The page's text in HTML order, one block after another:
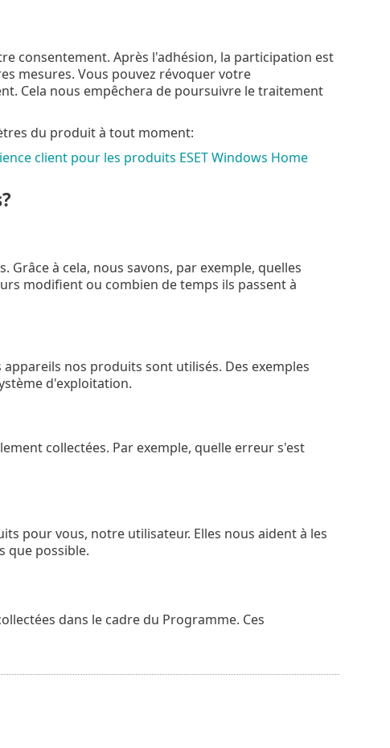
consentement. Après l'adhésion, la participation est
mesures. Vous pouvez révoquer votre
Cela nous empêchera de poursuivre le traitement
du produit à tout moment:
client pour les produits ESET Windows Home
à cela, nous savons, par exemple, quelles
modifient ou combien de temps ils passent à
nos produits sont utilisés. Des exemples
d'exploitation.
collectées. Par exemple, quelle erreur s'est
pour vous, notre utilisateur. Elles nous aident à les
que possible.
dans le cadre du Programme. Ces